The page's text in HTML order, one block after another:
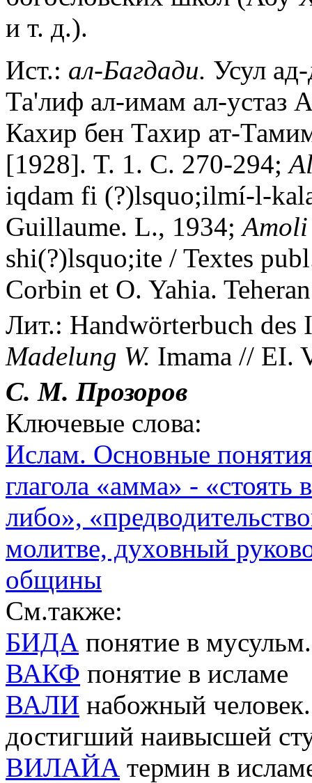
и т. д.).
Ист.: ал-Багдади. Усул
Та'лиф ал-имам ал-устаз
Кахир бен Тахир ат-
[1928]. T. 1. С. 270-294;
iqdam fi (?)lsquo;ilmí-l-
Guillaume. L., 1934;
shi(?)lsquo;ite / Textes
Corbin et O. Yahia.
Лит.: Handwörterbuch des
Madelung W. Imama // EI.
С. М. Прозоров
Ключевые слова:
Ислам. Основные понятия
глагола «амма» - «стоять
либо»,
молитве, духовный
общины
См.также:
БИДА понятие в
ВАКФ понятие в исламе
ВАЛИ набожный
достигший наивысшей
ВИЛАЙА термин в